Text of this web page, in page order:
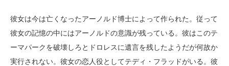
彼女は今は亡くなったアーノルド博士によって作られた。従って
彼女の記憶の中にはアーノルドの意識が残っている。彼はこのテ
ーマパークを破壊しろとドロレスに遺言を残したようだが何故か
実行されない。彼女の恋人役としてテディ・フラッドがいる。彼